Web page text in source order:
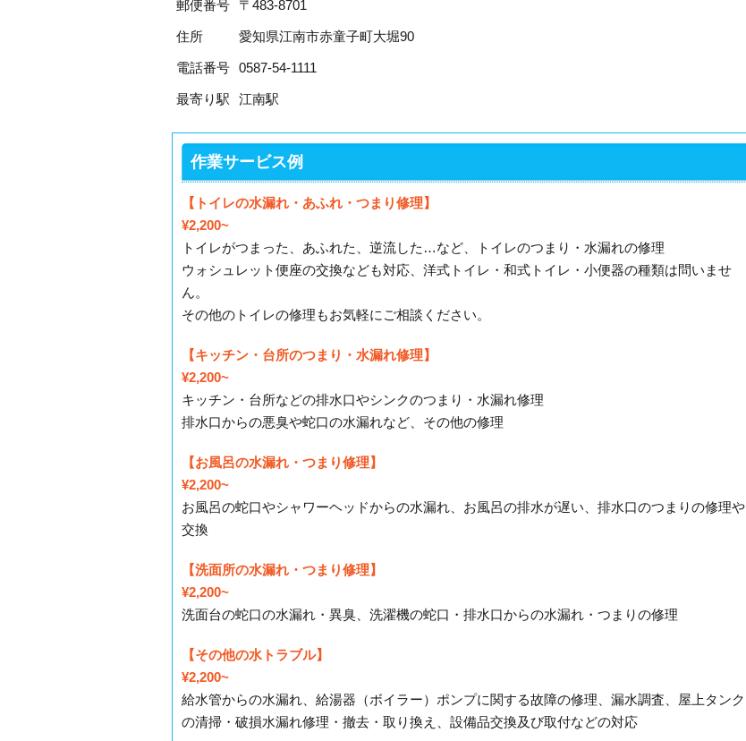
郵便番号 〒483-8701
住所 愛知県江南市赤童子町大堀90
電話番号 0587-54-1111
最寄り駅 江南駅
作業サービス例
【トイレの水漏れ・あふれ・つまり修理】
¥2,200~
トイレがつまった、あふれた、逆流した…など、トイレのつまり・水漏れの修理
ウォシュレット便座の交換なども対応、洋式トイレ・和式トイレ・小便器の種類は問いませ
ん。
その他のトイレの修理もお気軽にご相談ください。
【キッチン・台所のつまり・水漏れ修理】
¥2,200~
キッチン・台所などの排水口やシンクのつまり・水漏れ修理
排水口からの悪臭や蛇口の水漏れなど、その他の修理
【お風呂の水漏れ・つまり修理】
¥2,200~
お風呂の蛇口やシャワーヘッドからの水漏れ、お風呂の排水が遅い、排水口のつまりの修理や
交換
【洗面所の水漏れ・つまり修理】
¥2,200~
洗面台の蛇口の水漏れ・異臭、洗濯機の蛇口・排水口からの水漏れ・つまりの修理
【その他の水トラブル】
¥2,200~
給水管からの水漏れ、給湯器（ボイラー）ポンプに関する故障の修理、漏水調査、屋上タンク
の清掃・破損水漏れ修理・撤去・取り換え、設備品交換及び取付などの対応